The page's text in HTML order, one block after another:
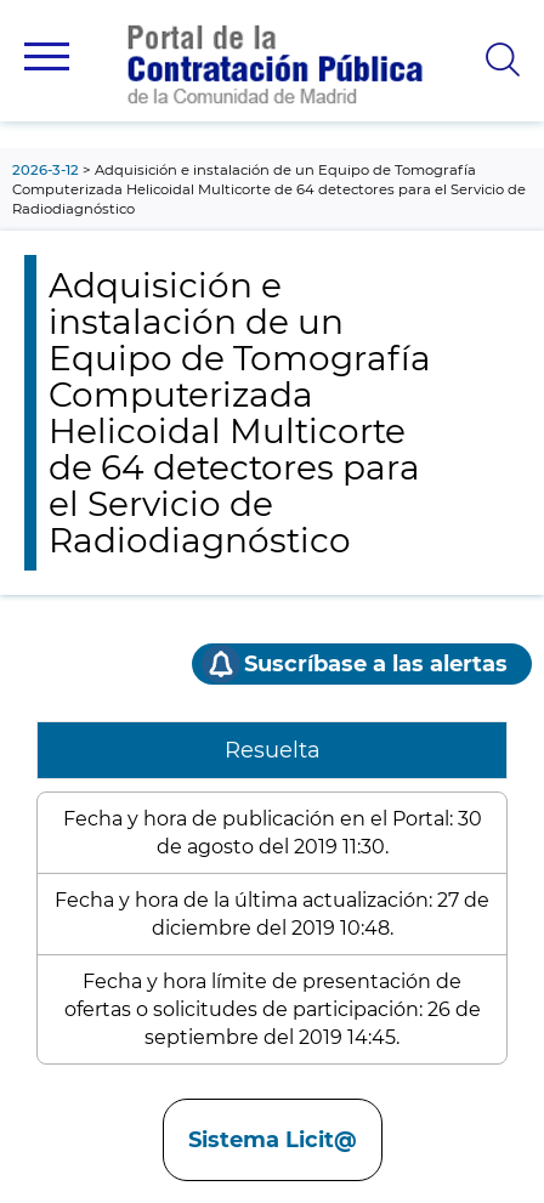
principal
2026-3-12
Adquisición e instalación de un Equipo de Tomografía
Computerizada Helicoidal Multicorte de 64 detectores para el Servicio de
Radiodiagnóstico
Adquisición e
instalación de un
Equipo de Tomografía
Computerizada
Helicoidal Multicorte
de 64 detectores para
el Servicio de
Radiodiagnóstico
Suscríbase a las alertas
Resuelta
Fecha y hora de publicación en el Portal: 30
de agosto del 2019 11:30.
Fecha y hora de la última actualización: 27 de
diciembre del 2019 10:48.
Fecha y hora límite de presentación de
ofertas o solicitudes de participación: 26 de
septiembre del 2019 14:45.
Sistema Licit@